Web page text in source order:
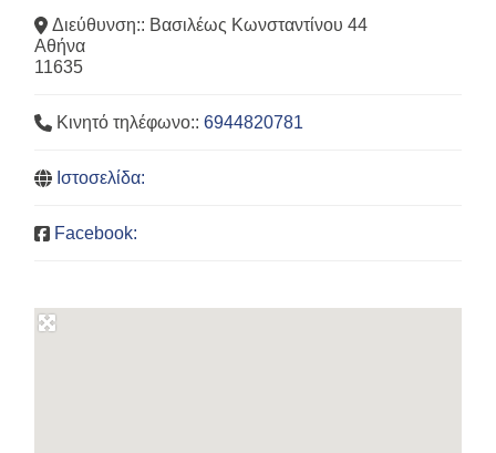
Διεύθυνση:: Βασιλέως Κωνσταντίνου 44
Αθήνα
11635
Κινητό τηλέφωνο::6944820781
Ιστοσελίδα:
Facebook: